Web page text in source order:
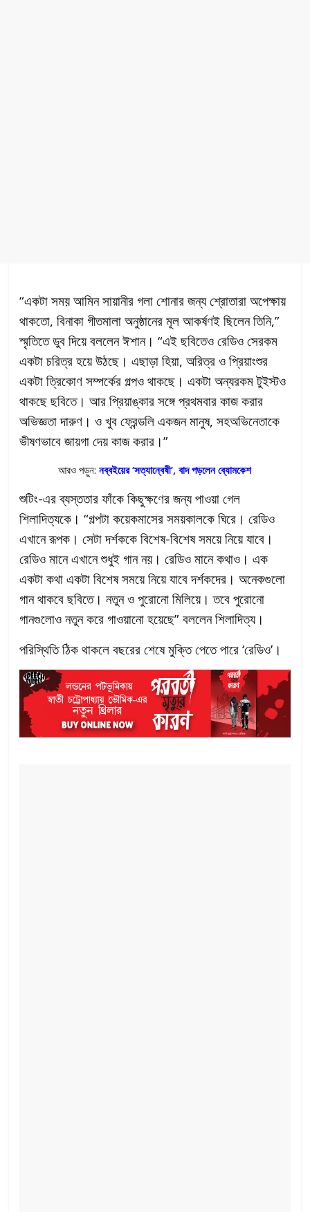
“একটা সময় আমিন সায়ানীর গলা শোনার জন্য শ্রোতারা অপেক্ষায়
থাকতো, বিনাকা গীতমালা অনুষ্ঠানের মূল আকর্ষণই ছিলেন তিনি,”
স্মৃতিতে ডুব দিয়ে বললেন ঈশান। “এই ছবিতেও রেডিও সেরকম
একটা চরিত্র হয়ে উঠছে। এছাড়া হিয়া, অরিত্র ও প্রিয়াংশুর
একটা ত্রিকোণ সম্পর্কের গল্পও থাকছে। একটা অন্যরকম টুইস্টও
থাকছে ছবিতে। আর প্রিয়াঙ্কার সঙ্গে প্রথমবার কাজ করার
অভিজ্ঞতা দারুণ। ও খুব ফ্রেন্ডলি একজন মানুষ, সহঅভিনেতাকে
ভীষণভাবে জায়গা দেয় কাজ করার।”
আরও পড়ুন:নব্বইয়ের ‘সত্যান্বেষী’, বাদ পড়লেন ব্যোমকেশ
শুটিং-এর ব্যস্ততার ফাঁকে কিছুক্ষণের জন্য পাওয়া গেল
শিলাদিত্যকে। “গল্পটা কয়েকমাসের সময়কালকে ঘিরে। রেডিও
এখানে রূপক। সেটা দর্শককে বিশেষ-বিশেষ সময়ে নিয়ে যাবে।
রেডিও মানে এখানে শুধুই গান নয়। রেডিও মানে কথাও। এক
একটা কথা একটা বিশেষ সময়ে নিয়ে যাবে দর্শকদের। অনেকগুলো
গান থাকবে ছবিতে। নতুন ও পুরোনো মিলিয়ে। তবে পুরোনো
গানগুলোও নতুন করে গাওয়ানো হয়েছে” বললেন শিলাদিত্য।
পরিস্থিতি ঠিক থাকলে বছরের শেষে মুক্তি পেতে পারে ‘রেডিও’।